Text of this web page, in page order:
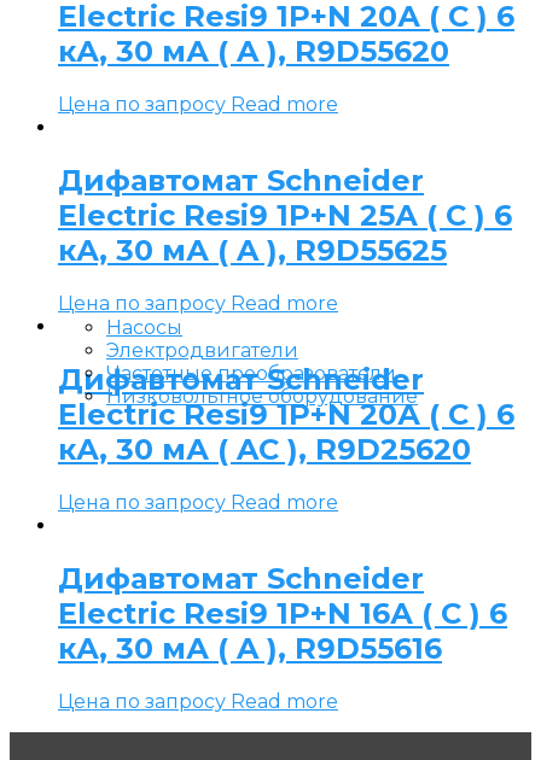
Насосы
Электродвигатели
Частотные преобразователи
Низковольтное оборудование
Electric Resi9 1P+N 20А ( C ) 6
кА, 30 мА ( A ), R9D55620
Цена по запросу Read more
Дифавтомат Schneider
Electric Resi9 1P+N 25А ( C ) 6
кА, 30 мА ( A ), R9D55625
Цена по запросу Read more
Дифавтомат Schneider
Electric Resi9 1P+N 20А ( C ) 6
кА, 30 мА ( AC ), R9D25620
Цена по запросу Read more
Дифавтомат Schneider
Electric Resi9 1P+N 16А ( C ) 6
кА, 30 мА ( A ), R9D55616
Цена по запросу Read more